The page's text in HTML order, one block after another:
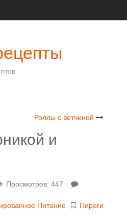
Роллы с ветчиной
и
Просмотров: 447
Питание Пироги